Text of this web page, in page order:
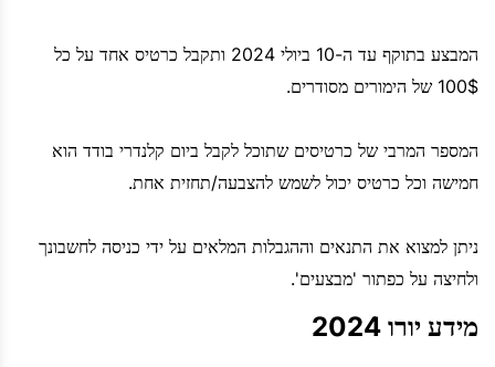
המבצע בתוקף עד ה-10 ביולי 2024 ותקבל כרטיס אחד על כל
100$ של הימורים מסודרים.
המספר המרבי של כרטיסים שתוכל לקבל ביום קלנדרי בודד הוא
חמישה וכל כרטיס יכול לשמש להצבעה/תחזית אחת.
ניתן למצוא את התנאים וההגבלות המלאים על ידי כניסה לחשבונך
ולחיצה על כפתור 'מבצעים'.
מידע יורו 2024